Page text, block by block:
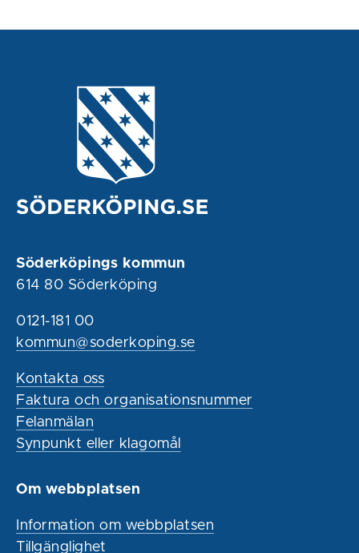
Söderköpings kommun
614 80 Söderköping
0121-181 00
kommun@soderkoping.se
Kontakta oss
Faktura och organisationsnummer
Felanmälan
Synpunkt eller klagomål
Om webbplatsen
Information om webbplatsen
Tillgänglighet